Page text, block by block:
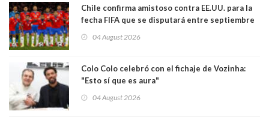
Chile confirma amistoso contra EE.UU. para la
fecha FIFA que se disputará entre septiembre
04 August 2026
Colo Colo celebró con el fichaje de Vozinha:
"Esto sí que es aura"
04 August 2026